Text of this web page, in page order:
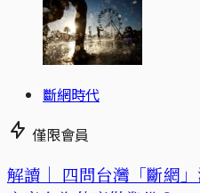
斷網時代
僅限會員
解讀｜ 四問台灣「斷網